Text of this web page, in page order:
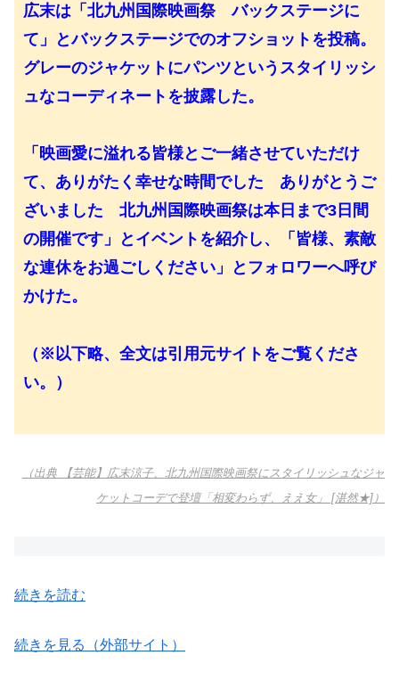
広末は「北九州国際映画祭 バックステージに
て」とバックステージでのオフショットを投稿。
グレーのジャケットにパンツというスタイリッシ
ュなコーディネートを披露した。
「映画愛に溢れる皆様とご一緒させていただけ
て、ありがたく幸せな時間でした ありがとうご
ざいました 北九州国際映画祭は本日まで3日間
の開催です」とイベントを紹介し、「皆様、素敵
な連休をお過ごしください」とフォロワーへ呼び
かけた。
（※以下略、全文は引用元サイトをご覧くださ
い。）
（出典 【芸能】広末涼子、北九州国際映画祭にスタイリッシュなジャ
ケットコーデで登壇「相変わらず、ええ女」 [湛然★]）
続きを読む
続きを見る（外部サイト）